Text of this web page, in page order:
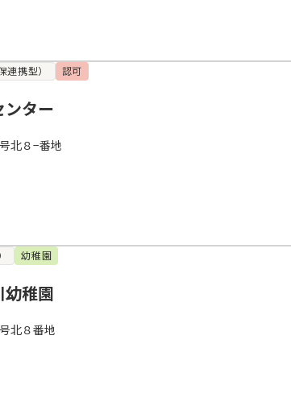
携型） 認可
ンター
北８−番地
幼稚園
幼稚園
北８番地